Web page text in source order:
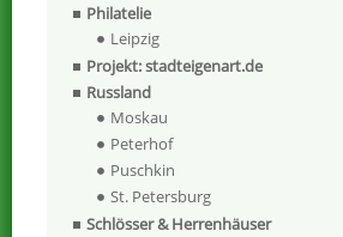
Philatelie
Leipzig
Projekt: stadteigenart.de
Russland
Moskau
Peterhof
Puschkin
St. Petersburg
Schlösser & Herrenhäuser